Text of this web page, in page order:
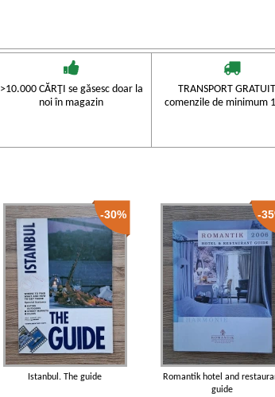
>10.000 CĂRŢI se găsesc doar la
noi în magazin
TRANSPORT
comenzile de minimum
-30%
Istanbul. The guide
-
Romantik hotel and
guide